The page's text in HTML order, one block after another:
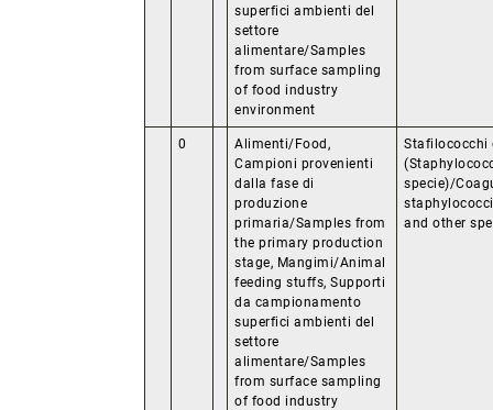
superfici ambienti del
settore
alimentare/Samples
from surface sampling
of food industry
environment
0
Alimenti/Food,
Campioni provenienti
dalla fase di
produzione
primaria/Samples from
the primary production
stage, Mangimi/Animal
feeding stuffs, Supporti
da campionamento
superfici ambienti del
settore
alimentare/Samples
from surface sampling
of food industry
Stafilococchi
specie)/
and other